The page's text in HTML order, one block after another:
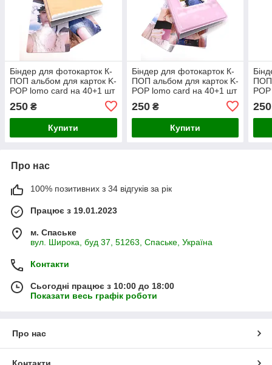
Біндер для фотокарток К-
ПОП альбом для карток K-
POP lomo card на 40+1 шт
250 ₴
Купити
Біндер для фотокарток К-
ПОП альбом для карток K-
POP lomo card на 40+1 шт
250₴
Купити
ПОП
250
Про нас
100% позитивних з 34 відгуків за рік
Працює з 19.01.2023
м. Спаське
вул. Широка, буд 37, 51263, Спаське, Україна
Контакти
Сьогодні працює з 10:00 до 18:00
Показати весь графік роботи
Про нас
Контакти